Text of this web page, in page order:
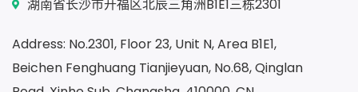
湖南省长沙市开福区北辰三角洲B1E1三栋2301
Address: No.2301, Floor 23, Unit N, Area B1E1,
Beichen Fenghuang Tianjieyuan, No.68, Qinglan